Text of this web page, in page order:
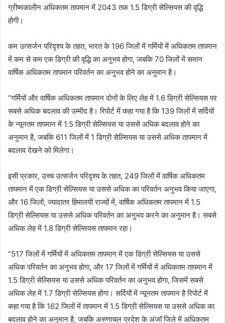
ग्रीष्मकालीन अधिकतम तापमान में 2043 तक 1.5 डिग्री सेल्सियस की वृद्धि
होगी।
कम उत्सर्जन परिदृश्य के तहत, भारत के 196 जिलों में गर्मियों में अधिकतम तापमान
में कम से कम एक डिग्री की वृद्धि का अनुभव होगा, जबकि 70 जिलों में समान
वार्षिक अधिकतम तापमान परिवर्तन का अनुभव होने का अनुमान है।
“गर्मियों और वार्षिक अधिकतम तापमान दोनों के लिए लेह में 1.6 डिग्री सेल्सियस पर
सबसे अधिक बदलाव की उम्मीद है। रिपोर्ट में कहा गया है कि 139 जिलों में सर्दियों
के न्यूनतम तापमान में 1.5 डिग्री सेल्सियस या उससे अधिक बदलाव होने का
अनुमान है, जबकि 611 जिलों में 1 डिग्री सेल्सियस या उससे अधिक तापमान में
बदलाव देखने को मिलेगा।
इसी प्रकार, उच्च उत्सर्जन परिदृश्य के तहत, 249 जिलों में वार्षिक अधिकतम
तापमान में एक डिग्री सेल्सियस या उससे अधिक का परिवर्तन अनुभव किया जाएगा,
और 16 जिलों, ज्यादातर हिमालयी राज्यों में, वार्षिक अधिकतम तापमान में 1.5
डिग्री सेल्सियस या उससे अधिक परिवर्तन का अनुभव करने का अनुमान है। सबसे
अधिक लेह में 1.8 डिग्री सेल्सियस तापमान रहा।
“517 जिलों में गर्मियों में अधिकतम तापमान में एक डिग्री सेल्सियस या उससे
अधिक परिवर्तन का अनुभव होगा, और 17 जिलों में गर्मियों में अधिकतम तापमान में
1.5 डिग्री सेल्सियस या उससे अधिक परिवर्तन का अनुभव होगा, जिसमें सबसे
अधिक लेह में 1.7 डिग्री सेल्सियस होगा। सर्दियों में न्यूनतम तापमान है रिपोर्ट में
कहा गया है कि 162 जिलों में तापमान में 1.5 डिग्री सेल्सियस या उससे अधिक का
बदलाव होने का अनुमान है, जबकि अरुणाचल प्रदेश के अंजॉ जिले में अधिकतम